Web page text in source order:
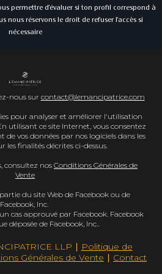
permettre d'évaluer si ton profil correspond à
nous réservons le droit de refuser l'accès si
nécessaire
nous sur contact@lemancipatrice.com
pour analyser et améliorer l'utilisation
utilisant ce site Internet, vous consentez
vos données par nos logiciels dans les
les finalités décrites ci-dessus.
consultez nos Conditions Générales de
Vente
du site Web de Facebook ou de
Facebook, Inc.
cas approuvé par Facebook. Facebook
déposée de Facebook, Inc..
LLP ∣ Politique de
Générales de Vente ∣ Contact